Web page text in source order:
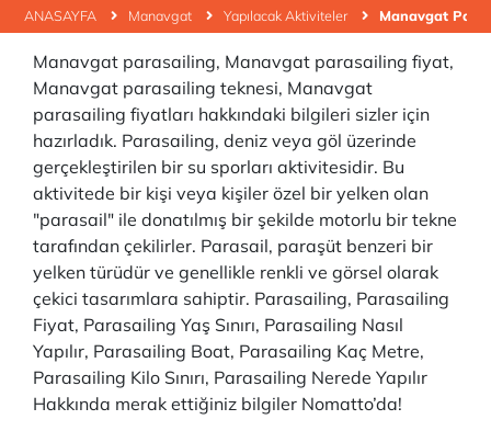
ANASAYFA Manavgat Yapılacak Aktiviteler Manavgat
Manavgat parasailing, Manavgat parasailing fiyat,
Manavgat parasailing teknesi, Manavgat
parasailing fiyatları hakkındaki bilgileri sizler için
hazırladık. Parasailing, deniz veya göl üzerinde
gerçekleştirilen bir su sporları aktivitesidir. Bu
aktivitede bir kişi veya kişiler özel bir yelken olan
"parasail" ile donatılmış bir şekilde motorlu bir tekne
tarafından çekilirler. Parasail, paraşüt benzeri bir
yelken türüdür ve genellikle renkli ve görsel olarak
çekici tasarımlara sahiptir. Parasailing, Parasailing
Fiyat, Parasailing Yaş Sınırı, Parasailing Nasıl
Yapılır, Parasailing Boat, Parasailing Kaç Metre,
Parasailing Kilo Sınırı, Parasailing Nerede Yapılır
Hakkında merak ettiğiniz bilgiler Nomatto’da!